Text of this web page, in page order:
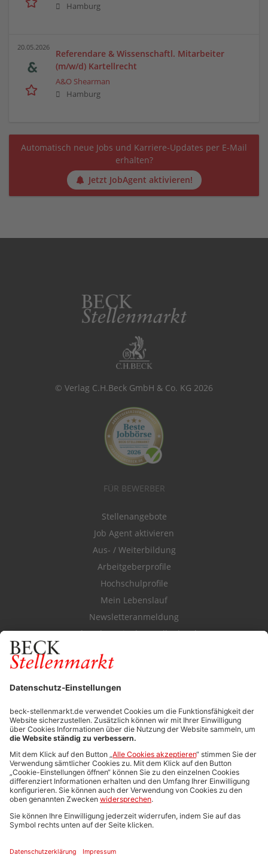
Hamburg
20.05.2026
Referendare & Wissenschaftl. Mitarbeiter
(m/w/d) Kartellrecht
A&O Shearman
Hamburg
Automatisch neue Jobs und Karriere-Updates per E-Mail
erhalten?
Jetzt JobAgent aktivieren!
© Verlag C.H.Beck GmbH & Co. KG 2026
FÜR BEWERBER
Stellenangebote
Job Agent aktivieren
Aus- / Weiterbildung
Arbeitgeberprofile
Hochschulprofile
Mein Lebenslauf
Newsletteranmeldung
Durchsuchen Sie den Stellenkatalog
FÜR ARBEITGEBER
Stellenmarktpreise
Anzeigen-AGB
Media-Daten
Newsletteranmeldung
Produktübersicht
ALLGEMEIN
FAQs
Impressum